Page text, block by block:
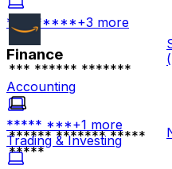
*********+3 more
Finance
Accounting
***** ***+1 more
Trading & Investing
*** ****** *******
****** ******* *****
*****